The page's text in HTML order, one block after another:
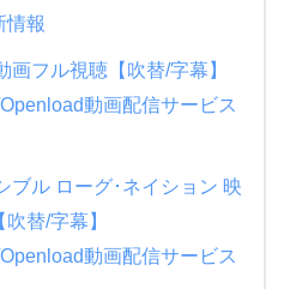
情報
画フル視聴【吹替/字幕】
動画配信サービス
ブル ローグ･ネイション 映
替/字幕】
動画配信サービス